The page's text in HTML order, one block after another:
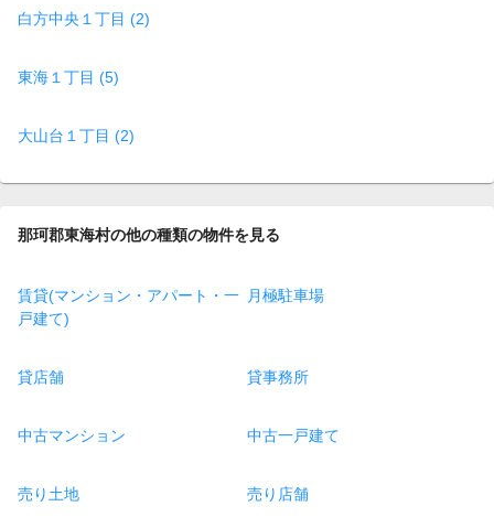
白方中央１丁目 (2)
東海１丁目 (5)
大山台１丁目 (2)
那珂郡東海村の他の種類の物件を見る
賃貸(マンション・アパート・一
戸建て)
月極駐車場
貸店舗 貸事務所
中古マンション 中古一戸建て
売り土地 売り店舗